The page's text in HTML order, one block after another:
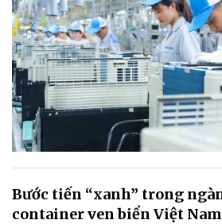
Bước tiến “xanh” trong
container ven biển Việt Nam